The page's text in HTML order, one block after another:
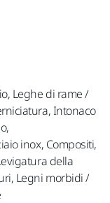
Leghe di rame /
Intonaco
inox, Compositi,
della
Legni morbidi /